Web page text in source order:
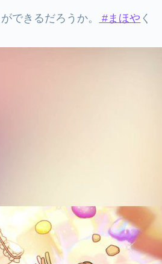
できるだろうか。 #まほや く